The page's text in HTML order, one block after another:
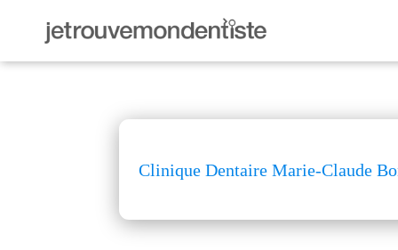
Clinique Dentaire Marie-Claude